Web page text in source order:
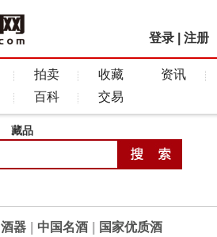
登录 注册
拍卖 收藏
资讯
百科 交易
藏品
酒器 中国名酒 国家优质酒